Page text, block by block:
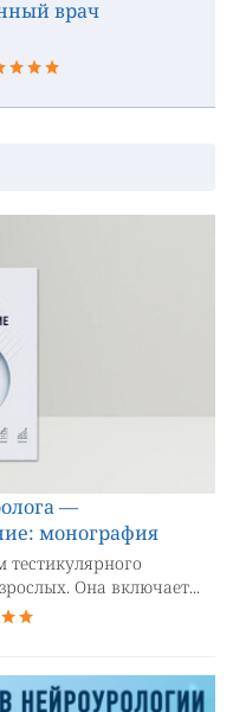
врач
—
монография
Она включает...